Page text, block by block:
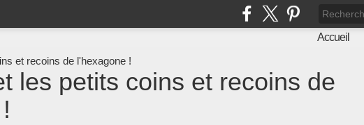
Accueil
les petits coins et recoins de